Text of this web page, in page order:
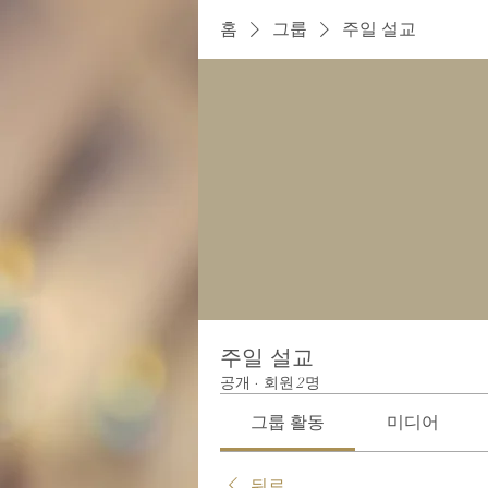
홈 그룹 주일 설교
주일 설교
공개 · 회원 2명
그룹 활동 미디어